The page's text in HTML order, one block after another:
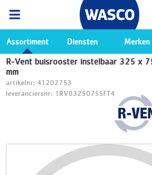
Ga naar de Wasco app
Assortiment Diensten Merken
R-Vent buisrooster instelbaar 325 x
mm
artikelnr: 41202753
leveranciersnr: 1RV0325075SFT4